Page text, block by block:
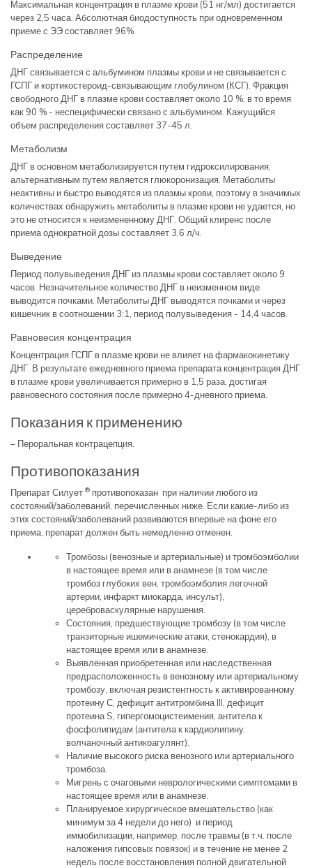
Максимальная концентрация в плазме крови (51 нг/мл) достигается
через 2,5 часа. Абсолютная биодоступность при одновременном
приеме с ЭЭ составляет 96%.
Распределение
ДНГ связывается с альбумином плазмы крови и не связывается с
ГСПГ и кортикостероид-связывающим глобулином (КСГ). Фракция
свободного ДНГ в плазме крови составляет около 10 %, в то время
как 90 % - неспецифически связано с альбумином. Кажущийся
объем распределения составляет 37-45 л.
Метаболизм
ДНГ в основном метаболизируется путем гидроксилирования;
альтернативным путем является глюкоронизация. Метаболиты
неактивны и быстро выводятся из плазмы крови, поэтому в значимых
количествах обнаружить метаболиты в плазме крови не удается, но
это не относится к неизмененному ДНГ. Общий клиренс после
приема однократной дозы составляет 3,6 л/ч.
Выведение
Период полувыведения ДНГ из плазмы крови составляет около 9
часов. Незначительное количество ДНГ в неизменном виде
выводится почками. Метаболиты ДНГ выводятся почками и через
кишечник в соотношении 3:1, период полувыведения - 14,4 часов.
Равновесия концентрация
Концентрация ГСПГ в плазме крови не влияет на фармакокинетику
ДНГ. В результате ежедневного приема препарата концентрация ДНГ
в плазме крови увеличивается примерно в 1,5 раза, достигая
равновесного состояния после примерно 4-дневного приема.
Показания к применению
– Пероральная контрацепция.
Противопоказания
Препарат Силует ® противопоказан при наличии любого из
состояний/заболеваний, перечисленных ниже. Если какие-либо из
этих состояний/заболеваний развиваются впервые на фоне его
приема, препарат должен быть немедленно отменен.
Тромбозы (венозные и артериальные) и тромбоэмболии
в настоящее время или в анамнезе (в том числе
тромбоз глубоких вен, тромбоэмболия легочной
артерии, инфаркт миокарда, инсульт),
цереброваскулярные нарушения.
Состояния, предшествующие тромбозу (в том числе
транзиторные ишемические атаки, стенокардия), в
настоящее время или в анамнезе.
Выявленная приобретенная или наследственная
предрасположенность в венозному или артериальному
тромбозу, включая резистентность к активированному
протеину С, дефицит антитромбина III, дефицит
протеина S, гипергомоцистеимения, антитела к
фосфолипидам (антитела к кардиолипину.
волчаночный антикоагулянт).
Наличие высокого риска венозного или артериального
тромбоза.
Мигрень с очаговыми неврологическими симптомами в
настоящее время или в анамнезе.
Планируемое хирургическое вмешательство (как
минимум за 4 недели до него) и период
иммобилизации, например, после травмы (в т.ч. после
наложения гипсовых повязок) и в течение не менее 2
недель после восстановления полной двигательной